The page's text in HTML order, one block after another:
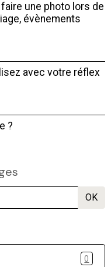
une photo lors de
évènements
avec votre réflex
?
OK
0